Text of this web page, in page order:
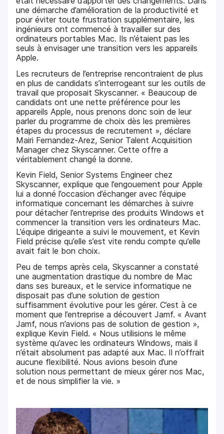
une démarche d’amélioration de la productivité et
pour éviter toute frustration supplémentaire, les
ingénieurs ont commencé à travailler sur des
ordinateurs portables Mac. Ils n’étaient pas les
seuls à envisager une transition vers les appareils
Apple.
Les recruteurs de l’entreprise rencontraient de plus
en plus de candidats s’interrogeant sur les outils de
travail que proposait Skyscanner. « Beaucoup de
candidats ont une nette préférence pour les
appareils Apple, nous prenons donc soin de leur
parler du programme de choix dès les premières
étapes du processus de recrutement », déclare
Mairi Fernandez-Arez, Senior Talent Acquisition
Manager chez Skyscanner. Cette offre a
véritablement changé la donne.
Kevin Field, Senior Systems Engineer chez
Skyscanner, explique que l’engouement pour Apple
lui a donné l’occasion d’échanger avec l’équipe
informatique concernant les démarches à suivre
pour détacher l’entreprise des produits Windows et
commencer la transition vers les ordinateurs Mac.
L’équipe dirigeante a suivi le mouvement, et Kevin
Field précise qu’elle s’est vite rendu compte qu’elle
avait fait le bon choix.
Peu de temps après cela, Skyscanner a constaté
une augmentation drastique du nombre de Mac
dans ses bureaux, et le service informatique ne
disposait pas d’une solution de gestion
suffisamment évolutive pour les gérer. C’est à ce
moment que l’entreprise a découvert Jamf. « Avant
Jamf, nous n’avions pas de solution de gestion »,
explique Kevin Field. « Nous utilisions le même
système qu’avec les ordinateurs Windows, mais il
n’était absolument pas adapté aux Mac. Il n’offrait
aucune flexibilité. Nous avions besoin d’une
solution nous permettant de mieux gérer nos Mac,
et de nous simplifier la vie. »